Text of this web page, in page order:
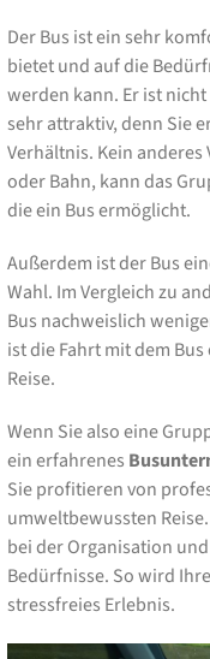
Der Bus ist ein sehr
bietet und auf die
werden kann. Er ist
sehr attraktiv, denn Sie
Verhältnis. Kein
oder Bahn, kann das
die ein Bus ermöglicht.
Außerdem ist der Bus
Wahl. Im Vergleich zu
Bus nachweislich
ist die Fahrt mit dem
Reise.
Wenn Sie also eine
ein erfahrenes
Sie profitieren von
umweltbewussten
bei der Organisation
Bedürfnisse. So wird
stressfreies Erlebnis.